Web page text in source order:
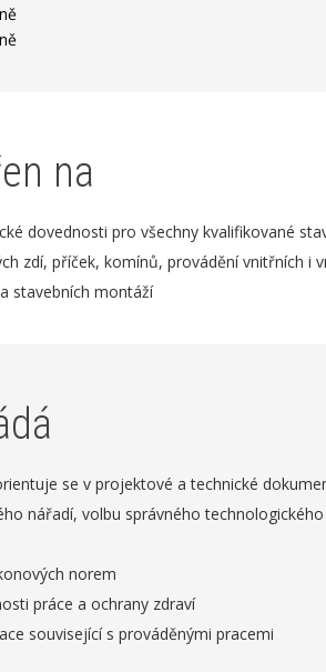
na
dovednosti pro všechny kvalifikované
zdí, příček, komínů, provádění vnitřních
stavebních montáží
se v projektové a technické
nářadí, volbu správného
norem
práce a ochrany zdraví
související s prováděnými pracemi